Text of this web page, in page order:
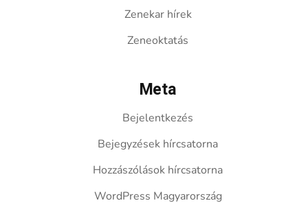
Zenekar hírek
Zeneoktatás
Meta
Bejelentkezés
Bejegyzések hírcsatorna
Hozzászólások hírcsatorna
WordPress Magyarország